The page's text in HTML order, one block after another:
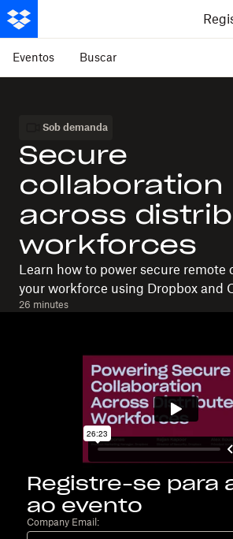
Eventos Buscar
Sob demanda
Secure
collaboration
across
workforces
Learn how to power secure remote
your workforce using Dropbox and
26 minutes
Registre-se para
ao evento
Company Email: